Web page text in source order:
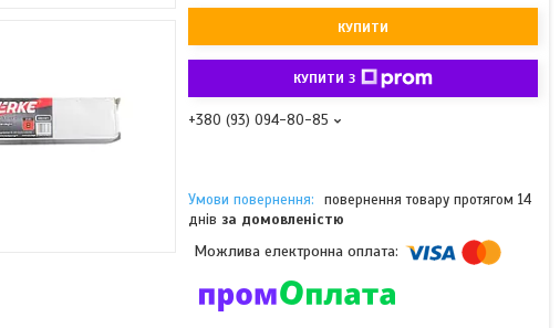
КУПИТИ
КУПИТИ З
+380 (93) 094-80-85
повернення товару протягом 14
днів за домовленістю